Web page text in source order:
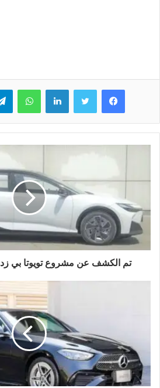
لينكدإن واتساب
تم الكشف عن مشروع تويوتا بي زد 3 سيدان الكهربائية